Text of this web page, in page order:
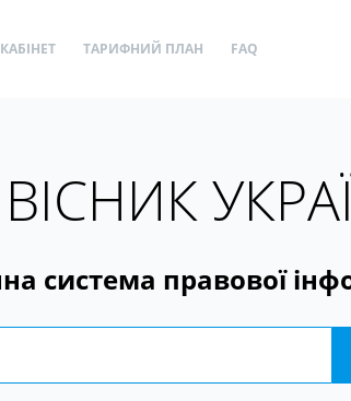
ТАРИФНИЙ ПЛАН FAQ
система правової